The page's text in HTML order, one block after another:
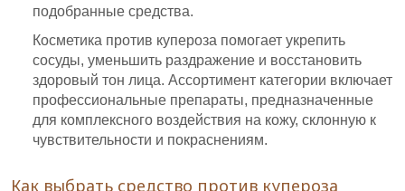
подобранные средства.
Косметика против купероза помогает укрепить
сосуды, уменьшить раздражение и восстановить
здоровый тон лица. Ассортимент категории включает
профессиональные препараты, предназначенные
для комплексного воздействия на кожу, склонную к
чувствительности и покраснениям.
Как выбрать средство против купероза